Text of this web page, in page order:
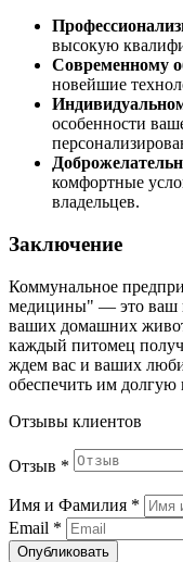
высокую
Современному
новейшие
особенности
комфортные
владельцев.
Заключение
Коммунальное
медицины" — это ваш
ваших домашних
каждый питомец
ждем вас и ваших
обеспечить им долгую
Отзывы клиентов
Отзыв *
Имя и Фамилия *
Email *
Опубликовать